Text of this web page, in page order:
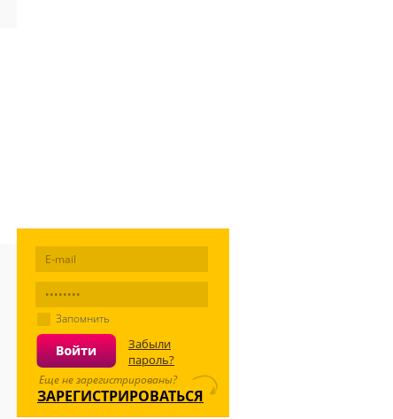
Запомнить
Забыли
пароль?
Еще не зарегистрированы?
ЗАРЕГИСТРИРОВАТЬСЯ